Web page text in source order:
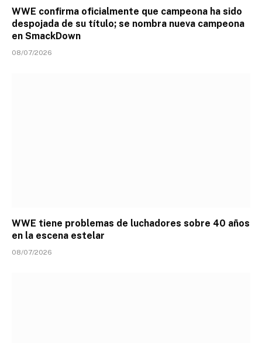
WWE confirma oficialmente que campeona ha sido
despojada de su título; se nombra nueva campeona
en SmackDown
08/07/2026
WWE tiene problemas de luchadores sobre 40 años
en la escena estelar
08/07/2026